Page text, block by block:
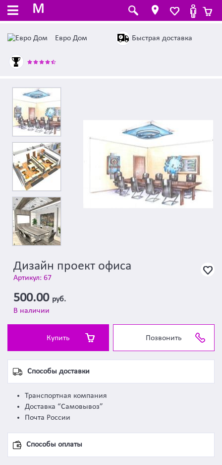
M
Евро Дом Быстрая доставка
Дизайн проект офиса
Артикул: 67
500.00 руб.
В наличии
Купить Позвонить
Способы доставки
Транспортная компания
Доставка “Самовывоз”
Почта России
Способы оплаты